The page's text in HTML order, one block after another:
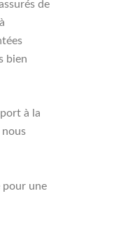
de
bien
à la
pour une